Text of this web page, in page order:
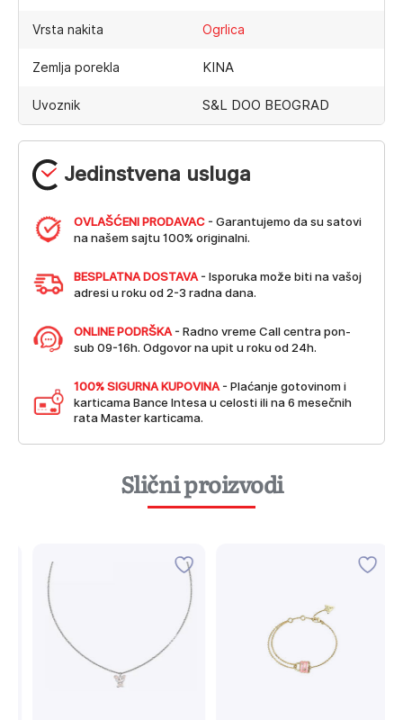
Jedinstvena usluga
OVLAŠĆENI PRODAVAC - Garantujemo da su satovi
na našem sajtu 100% originalni.
BESPLATNA DOSTAVA - Isporuka može biti na vašoj
adresi u roku od 2-3 radna dana.
ONLINE PODRŠKA - Radno vreme Call centra pon-
sub 09-16h. Odgovor na upit u roku od 24h.
100% SIGURNA KUPOVINA - Plaćanje gotovinom i
karticama Bance Intesa u celosti ili na 6 mesečnih
rata Master karticama.
Vrsta nakita Ogrlica
Zemlja porekla KINA
Uvoznik S&L DOO BEOGRAD
Slični proizvodi